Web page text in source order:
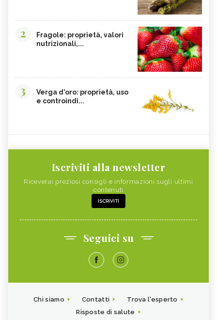
2
Fragole: proprietà, valori
nutrizionali,...
3
Verga d'oro: proprietà, uso
e controindi...
Iscriviti alla newsletter
Riceverai preziosi consigli e informazioni sugli ultimi
contenuti
ISCRIVITI
Seguici su
Chi siamo Contatti
Trova l'esperto
Risposte di salute